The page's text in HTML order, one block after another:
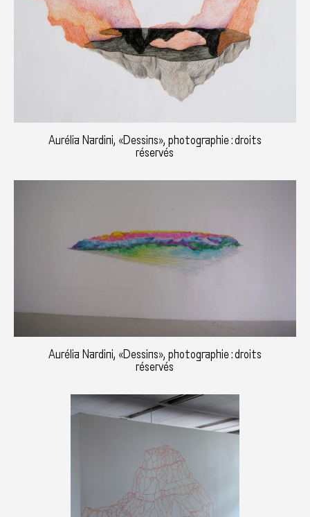
Aurélia Nardini, «Dessins», photographie : droits
réservés
Aurélia Nardini, «Dessins», photographie : droits
réservés